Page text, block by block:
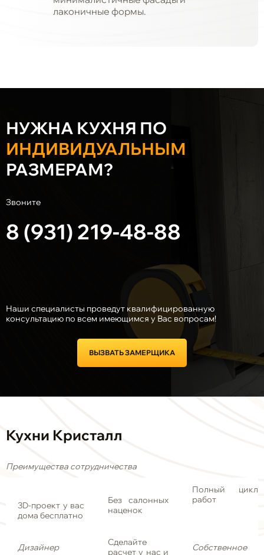
лаконичные формы.
НУЖНА КУХНЯ ПО
ИНДИВИДУАЛЬНЫМ
РАЗМЕРАМ?
Звоните
8 (931) 219-48-88
Наши специалисты проведут квалифицированную
консультацию по всем имеющимся у Вас вопросам!
ВЫЗВАТЬ ЗАМЕРЩИКА
Кухни Кристалл
Преимущества сотрудничества
3D-проект у вас
дома бесплатно
Дизайнер
Без салонных
наценок
Сделайте
расчет у нас и
Полный цикл
работ
Собственное